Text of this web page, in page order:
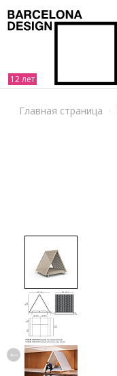
Главная страница